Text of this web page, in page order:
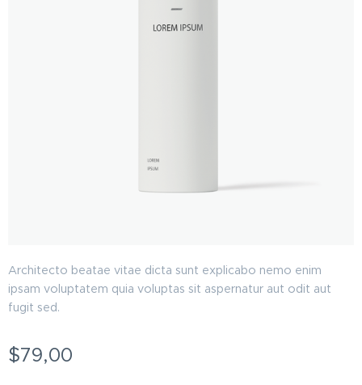
Architecto beatae vitae dicta sunt explicabo nemo enim
ipsam voluptatem quia voluptas sit aspernatur aut odit aut
fugit sed.
$79,00